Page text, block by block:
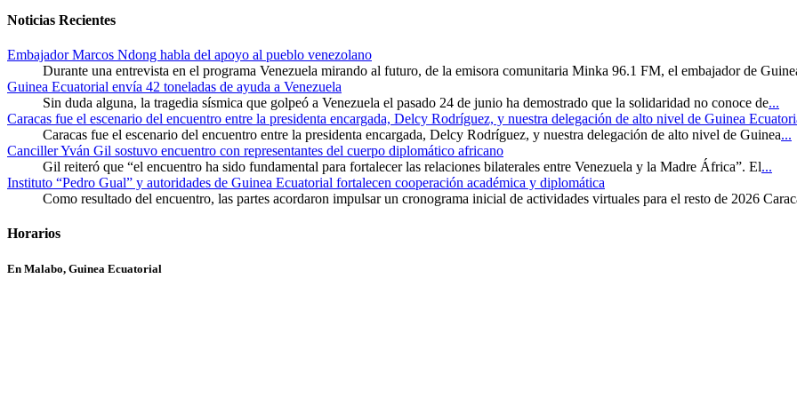
Noticias Recientes
Embajador Marcos Ndong habla del apoyo al pueblo venezolano
Durante una entrevista en el programa Venezuela mirando al futuro, de la emisora comunitaria Minka 96.1 FM, el embajador de
Guinea Ecuatorial envía 42 toneladas de ayuda a Venezuela
Sin duda alguna, la tragedia sísmica que golpeó a Venezuela el pasado 24 de junio ha demostrado que la solidaridad no conoce de...
Caracas fue el escenario del encuentro entre la presidenta encargada, Delcy Rodríguez, y nuestra delegación de alto nivel de Guinea
Caracas fue el escenario del encuentro entre la presidenta encargada, Delcy Rodríguez, y nuestra delegación de alto nivel de Guinea...
Canciller Yván Gil sostuvo encuentro con representantes del cuerpo diplomático africano
Gil reiteró que “el encuentro ha sido fundamental para fortalecer las relaciones bilaterales entre Venezuela y la Madre África”. El...
Instituto “Pedro Gual” y autoridades de Guinea Ecuatorial fortalecen cooperación académica y diplomática
Como resultado del encuentro, las partes acordaron impulsar un cronograma inicial de actividades virtuales para el resto de 2026
Horarios
En Malabo, Guinea Ecuatorial